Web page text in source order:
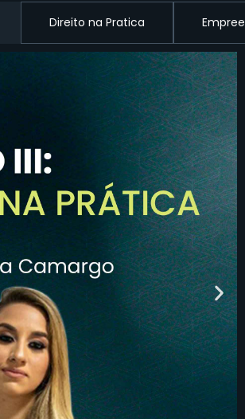
Direito na Pratica